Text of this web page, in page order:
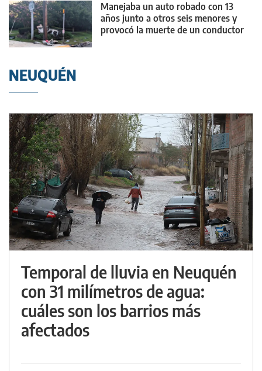
Manejaba un auto robado con 13
años junto a otros seis menores y
provocó la muerte de un conductor
NEUQUÉN
Temporal de lluvia en Neuquén
con 31 milímetros de agua:
cuáles son los barrios más
afectados